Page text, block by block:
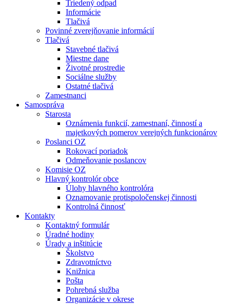
Triedený odpad
Informácie
Tlačivá
Povinné zverejňovanie informácií
Tlačivá
Stavebné tlačivá
Miestne dane
Životné prostredie
Sociálne služby
Ostatné tlačivá
Zamestnanci
Samospráva
Starosta
Oznámenia funkcií, zamestnaní, činností a
majetkových pomerov verejných funkcionárov
Poslanci OZ
Rokovací poriadok
Odmeňovanie poslancov
Komisie OZ
Hlavný kontrolór obce
Úlohy hlavného kontrolóra
Oznamovanie protispoločenskej činnosti
Kontrolná činnosť
Kontakty
Kontaktný formulár
Úradné hodiny
Úrady a inštitúcie
Školstvo
Zdravotníctvo
Knižnica
Pošta
Pohrebná služba
Organizácie v okrese